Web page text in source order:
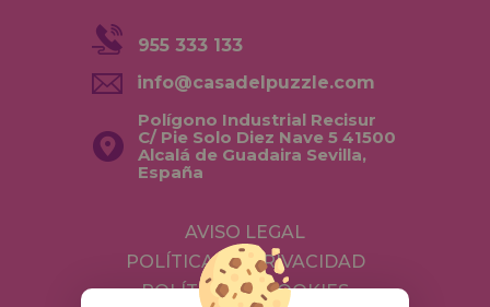
955 333 133
info@casadelpuzzle.com
Polígono Industrial Recisur
C/ Pie Solo Diez Nave 5 41500
Alcalá de Guadaira Sevilla,
España
AVISO LEGAL
POLÍTICA DE PRIVACIDAD
POLÍTICA DE COOKIES